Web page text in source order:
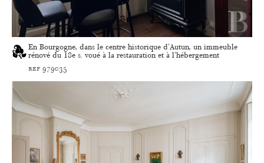
En Bourgogne, dans le centre historique d'Autun, un immeuble
rénové du 18e s. voué à la restauration et à l'hébergement
ref 979035